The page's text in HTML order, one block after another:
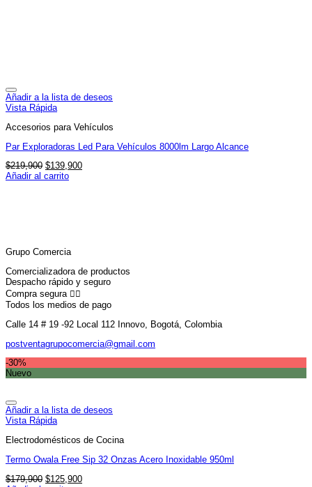
Añadir a la lista de deseos
Vista Rápida
Accesorios para Vehículos
Par Exploradoras Led Para Vehículos 8000lm Largo Alcance
$219,900 El
precio
$139,900El
Añadir al carrito
Grupo Comercia
Comercializadora de productos
Despacho rápido y seguro
Compra segura 👇🏼
Todos los medios de pago
Calle 14 # 19 -92 Local 112 Innovo, Bogotá, Colombia
postventagrupocomercia@gmail.com
-30%
Nuevo
Añadir a la lista de deseos
Vista Rápida
Electrodomésticos de Cocina
Termo Owala Free Sip 32 Onzas Acero Inoxidable 950ml
$179,900 El
$125,900El